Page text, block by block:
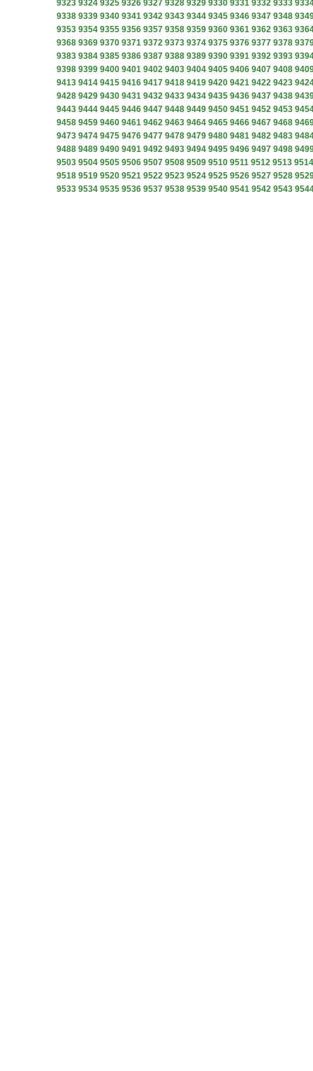
9323 9324 9325 9326 9327 9328 9329 9330 9331 9332 9333
9338 9339 9340 9341 9342 9343 9344 9345 9346 9347 9348
9353 9354 9355 9356 9357 9358 9359 9360 9361 9362 9363
9368 9369 9370 9371 9372 9373 9374 9375 9376 9377 9378
9383 9384 9385 9386 9387 9388 9389 9390 9391 9392 9393
9398 9399 9400 9401 9402 9403 9404 9405 9406 9407 9408
9413 9414 9415 9416 9417 9418 9419 9420 9421 9422 9423
9428 9429 9430 9431 9432 9433 9434 9435 9436 9437 9438
9443 9444 9445 9446 9447 9448 9449 9450 9451 9452 9453
9458 9459 9460 9461 9462 9463 9464 9465 9466 9467 9468
9473 9474 9475 9476 9477 9478 9479 9480 9481 9482 9483
9488 9489 9490 9491 9492 9493 9494 9495 9496 9497 9498
9503 9504 9505 9506 9507 9508 9509 9510 9511 9512 9513 9514
9518 9519 9520 9521 9522 9523 9524 9525 9526 9527 9528
9533 9534 9535 9536 9537 9538 9539 9540 9541 9542 9543